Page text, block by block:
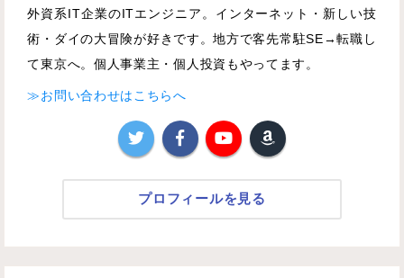
外資系IT企業のITエンジニア。インターネット・新しい技
術・ダイの大冒険が好きです。地方で客先常駐SE→転職し
て東京へ。個人事業主・個人投資もやってます。
≫お問い合わせはこちらへ
プロフィールを見る